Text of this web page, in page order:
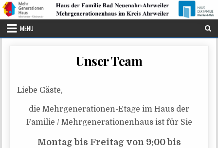
Skip to content
MENU
Unser Team
Lie­be Gäste,
die Mehr­ge­ne­ra­tio­nen-Eta­ge im Haus der
Fami­lie / Mehr­ge­ne­ra­tio­nen­haus ist für Sie
Mon­tag bis Frei­tag von 9:00 bis